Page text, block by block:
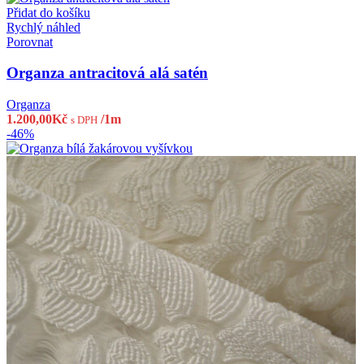
Přidat do košíku
Rychlý náhled
Porovnat
Organza antracitová alá satén
Organza
1.200,00Kč s DPH /1m
-46%